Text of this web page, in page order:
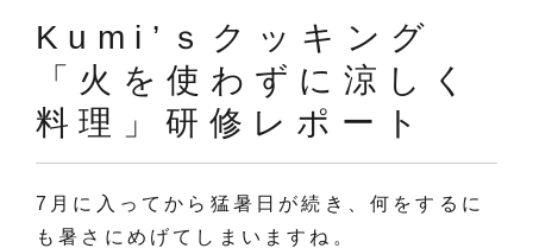
Kumi’ｓクッキング
「火を使わずに涼しく
料理」研修レポート
7月に入ってから猛暑日が続き、何をするに
も暑さにめげてしまいますね。